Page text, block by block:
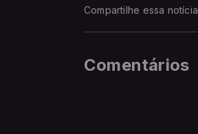
Compartilhe essa notícia
Comentários